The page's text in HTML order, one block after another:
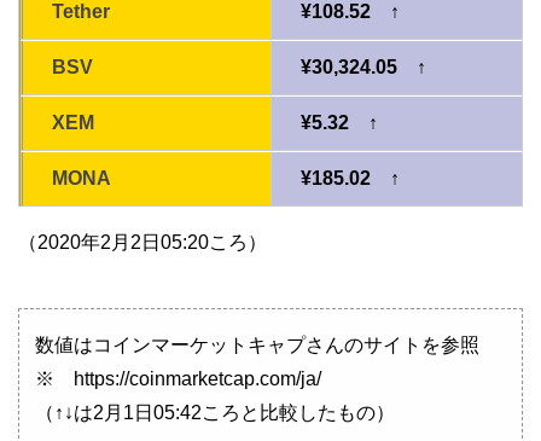
Tether ¥108.52 ↑
BSV ¥30,324.05 ↑
XEM ¥5.32 ↑
MONA ¥185.02 ↑
（2020年2月2日05:20ころ）
数値はコインマーケットキャプさんのサイトを参照
※ https://coinmarketcap.com/ja/
（↑↓は2月1日05:42ころと比較したもの）